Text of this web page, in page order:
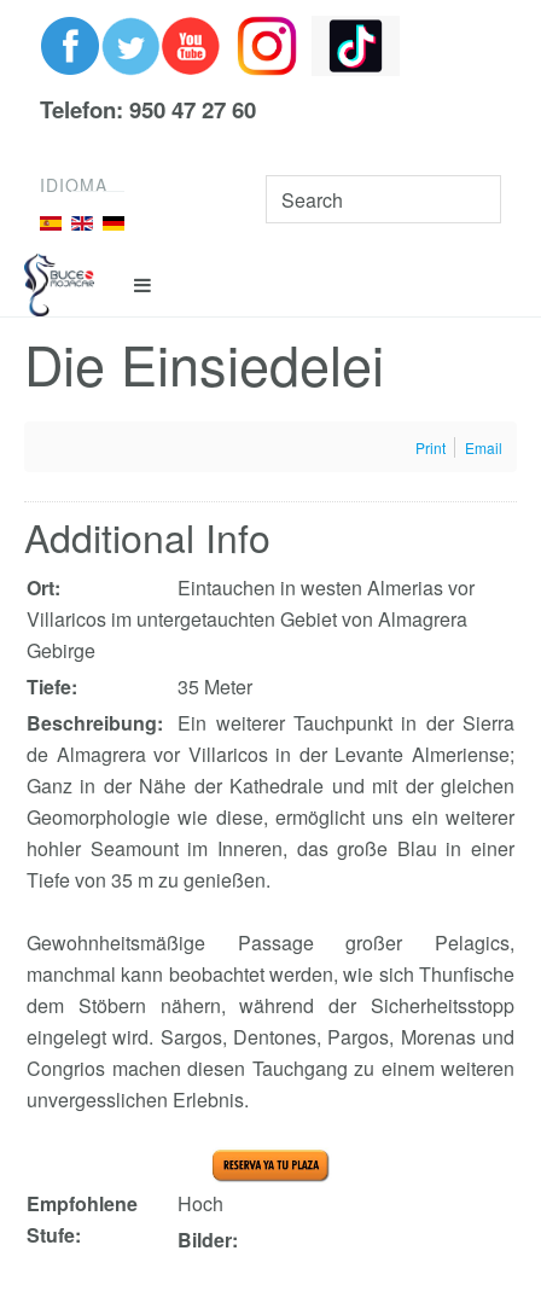
Telefon: 950 47 27 60
IDIOMA
Die Einsiedelei
Print Email
Additional Info
Ort:
Eintauchen in westen Almerias vor
Villaricos im untergetauchten Gebiet von Almagrera
Gebirge
Tiefe:
35 Meter
Beschreibung:
Ein weiterer Tauchpunkt in der Sierra
de Almagrera vor Villaricos in der Levante Almeriense;
Ganz in der Nähe der Kathedrale und mit der gleichen
Geomorphologie wie diese, ermöglicht uns ein weiterer
hohler Seamount im Inneren, das große Blau in einer
Tiefe von 35 m zu genießen.
Gewohnheitsmäßige Passage großer Pelagics,
manchmal kann beobachtet werden, wie sich Thunfische
dem Stöbern nähern, während der Sicherheitsstopp
eingelegt wird. Sargos, Dentones, Pargos, Morenas und
Congrios machen diesen Tauchgang zu einem weiteren
unvergesslichen Erlebnis.
Empfohlene
Stufe:
Hoch
Bilder: